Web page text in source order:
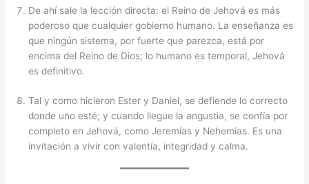
De ahí sale la lección directa: el Reino de Jehová es más
poderoso que cualquier gobierno humano. La enseñanza es
que ningún sistema, por fuerte que parezca, está por
encima del Reino de Dios; lo humano es temporal, Jehová
es definitivo.
Tal y como hicieron Ester y Daniel, se defiende lo correcto
donde uno esté; y cuando llegue la angustia, se confía por
completo en Jehová, como Jeremías y Nehemías. Es una
invitación a vivir con valentía, integridad y calma.